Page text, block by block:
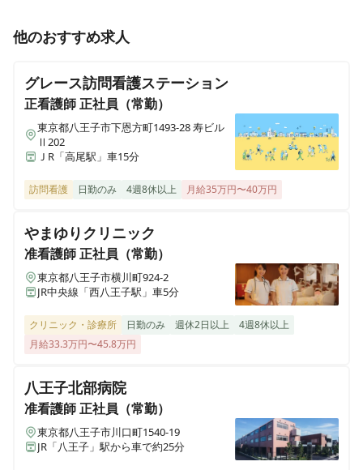
正看護師 パート・アルバイト
《東京/八王子》【インセンティブあり★週2日～勤務
大切にしている訪問看護ステーションです♪
他のおすすめ求人
グレース訪問看護ステーション
正看護師正社員（常勤）
東京都八王子市下恩方町1493-28 寿ビル
Ⅱ202
ＪR「高尾駅」車15分
訪問看護 日勤のみ 4週8休以上 月給35万円〜40万円
やまゆりクリニック
准看護師正社員（常勤）
東京都八王子市横川町924-2
JR中央線「西八王子駅」車5分
クリニック・診療所 日勤のみ 週休2日以上
4週8休以上
月給33.3万円〜45.8万円
八王子北部病院
准看護師正社員（常勤）
東京都八王子市川口町1540-19
JR「八王子」駅から車で約25分